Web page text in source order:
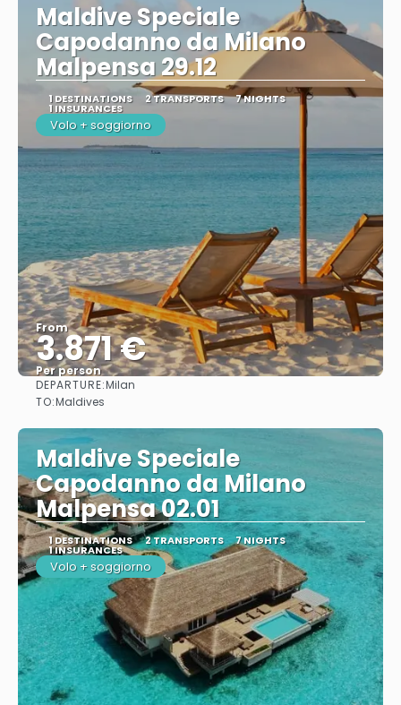
Maldive Speciale
Capodanno da Milano
Malpensa 29.12
1 DESTINATIONS 2 TRANSPORTS 7 NIGHTS
1 INSURANCES
Volo + soggiorno
From
3.871 €
Per person
DEPARTURE:Milan
TO:Maldives
Maldive Speciale
Capodanno da Milano
Malpensa 02.01
1 DESTINATIONS 2 TRANSPORTS 7 NIGHTS
1 INSURANCES
Volo + soggiorno